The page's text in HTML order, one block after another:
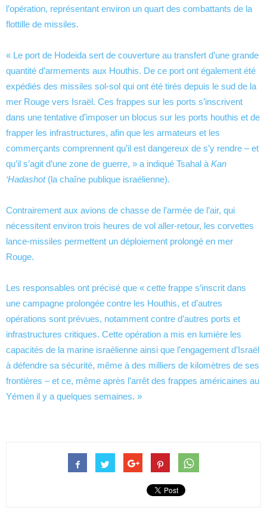
l’opération, représentant environ un quart des combattants de la
flottille de missiles.
« Le port de Hodeida sert de couverture au transfert d’une grande
quantité d’armements aux Houthis. De ce port ont également été
expédiés des missiles sol-sol qui ont été tirés depuis le sud de la
mer Rouge vers Israël. Ces frappes sur les ports s’inscrivent
dans une tentative d’imposer un blocus sur les ports houthis et de
frapper les infrastructures, afin que les armateurs et les
commerçants comprennent qu’il est dangereux de s’y rendre – et
qu’il s’agit d’une zone de guerre, » a indiqué Tsahal à Kan
‘Hadashot(la chaîne publique israélienne).
Contrairement aux avions de chasse de l’armée de l’air, qui
nécessitent environ trois heures de vol aller-retour, les corvettes
lance-missiles permettent un déploiement prolongé en mer
Rouge.
Les responsables ont précisé que « cette frappe s’inscrit dans
une campagne prolongée contre les Houthis, et d’autres
opérations sont prévues, notamment contre d’autres ports et
infrastructures critiques. Cette opération a mis en lumière les
capacités de la marine israélienne ainsi que l’engagement d’Israël
à défendre sa sécurité, même à des milliers de kilomètres de ses
frontières – et ce, même après l’arrêt des frappes américaines au
Yémen il y a quelques semaines. »